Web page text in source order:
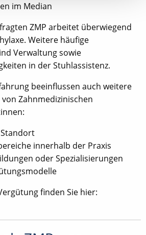
im Median
ZMP arbeitet überwiegend
Weitere häufige
Verwaltung sowie
in der Stuhlassistenz.
beeinflussen auch weitere
Zahnmedizinischen
innerhalb der Praxis
oder Spezialisierungen
finden Sie hier: